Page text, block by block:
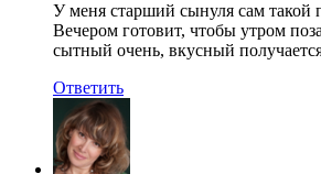
У меня старший сынуля сам такой
Вечером готовит, чтобы утром
сытный очень, вкусный
Ответить